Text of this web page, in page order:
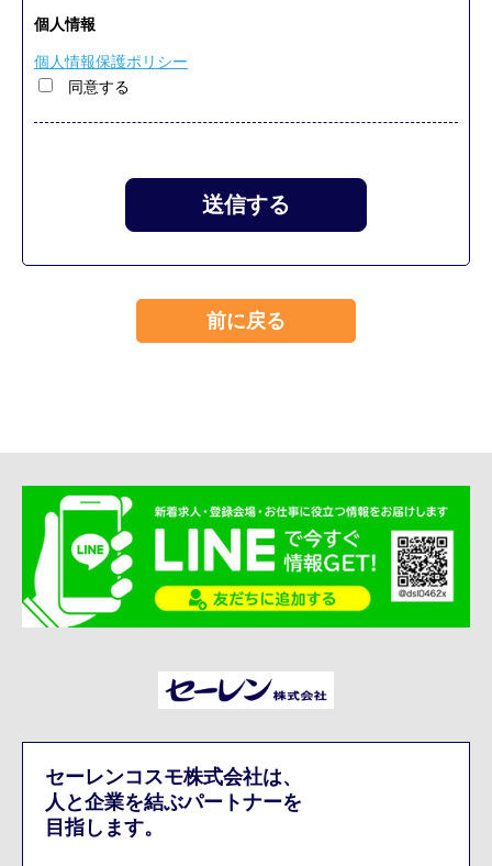
個人情報
個人情報保護ポリシー
同意する
前に戻る
セーレンコスモ株式会社は、
人と企業を結ぶパートナーを
目指します。